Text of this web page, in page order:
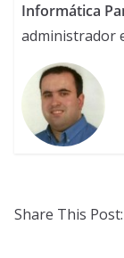
Informática
administrador
Share This Post: